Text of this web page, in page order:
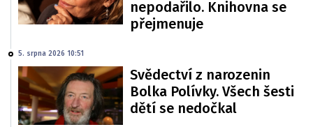
nepodařilo. Knihovna se
přejmenuje
5. srpna 2026 10:51
Svědectví z narozenin
Bolka Polívky. Všech šesti
dětí se nedočkal